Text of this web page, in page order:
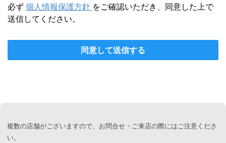
必ず個人情報保護方針 をご確認いただき、同意した上で
送信してください。
同意して送信する
複数の店舗がございますので、お問合せ・ご来店の際にはご注意くださ
い。